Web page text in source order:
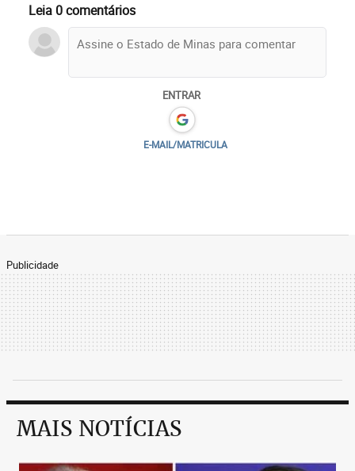
Leia 0 comentários
ENTRAR
E-MAIL/MATRICULA
Publicidade
MAIS NOTÍCIAS